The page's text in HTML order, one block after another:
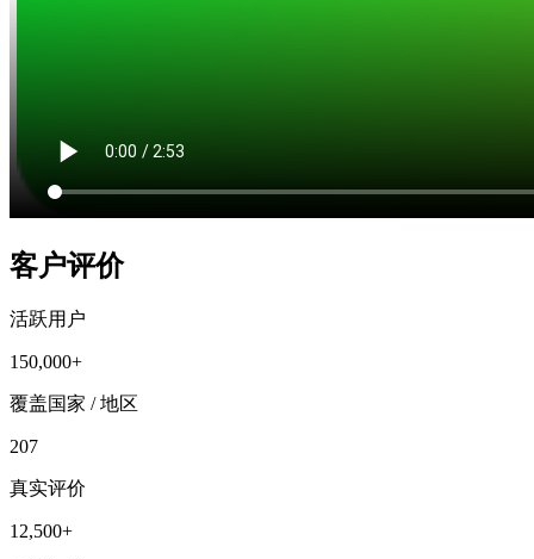
客户评价
活跃用户
150,000+
覆盖国家 / 地区
207
真实评价
12,500+